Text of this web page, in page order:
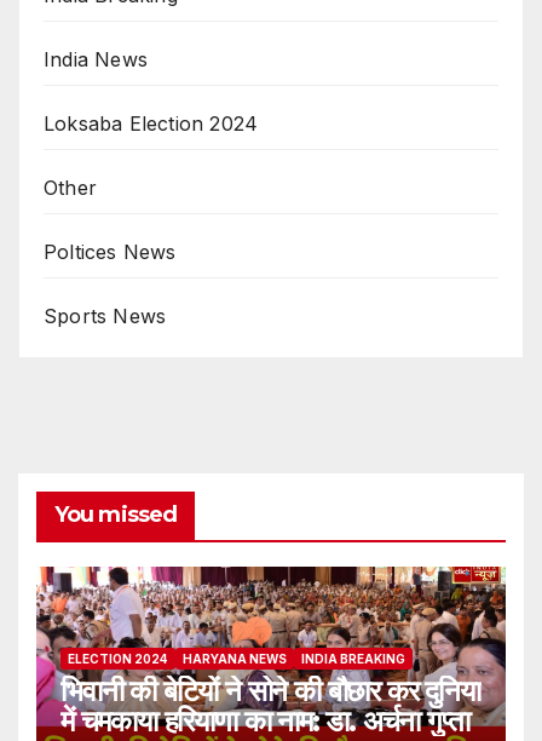
India News
Loksaba Election 2024
Other
Poltices News
Sports News
You missed
ELECTION 2024 HARYANA NEWS INDIA BREAKING
भिवानी की बेटियों ने सोने की बौछार कर दुनिया
में चमकाया हरियाणा का नाम: डा. अर्चना गुप्ता